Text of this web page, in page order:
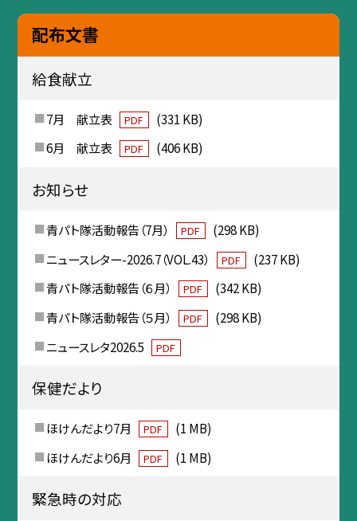
配布文書
給食献立
7月 献立表 PDF
(331 KB)
6月 献立表
PDF (406 KB)
お知らせ
青パト隊活動報告（7月） PDF
(298 KB)
ニュースレター-2026.7（VOL.43）
PDF
(237 KB)
青パト隊活動報告（６月）
PDF
(342 KB)
青パト隊活動報告（５月）
PDF
(298 KB)
ニュースレタ2026.5
PDF
保健だより
ほけんだより7月 PDF
(1 MB)
ほけんだより6月
PDF (1 MB)
緊急時の対応